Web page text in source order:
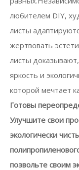
любителем DIY,
листы
жертвовать
листы
яркость и
которой мечтает
Готовы
Улучшите свои
экологически
позвольте своим